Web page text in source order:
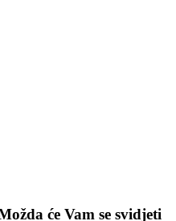
će Vam se svidjeti